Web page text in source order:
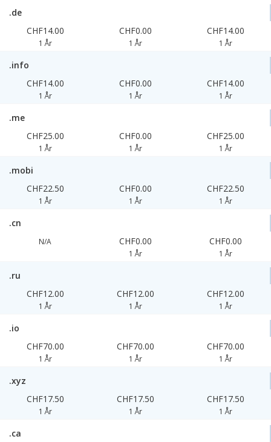
.de
CHF14.00
1 År
CHF0.00
1 År
CHF14.00
1 År
.info
CHF14.00
1 År
CHF0.00
1 År
CHF14.00
1 År
.me
CHF25.00
1 År
CHF0.00
1 År
CHF25.00
1 År
.mobi
CHF22.50
1 År
CHF0.00
1 År
CHF22.50
1 År
.cn
N/A CHF0.00
1 År
CHF0.00
1 År
.ru
CHF12.00
1 År
CHF12.00
1 År
CHF12.00
1 År
.io
CHF70.00
1 År
CHF70.00
1 År
CHF70.00
1 År
.xyz
CHF17.50
1 År
CHF17.50
1 År
CHF17.50
1 År
.ca